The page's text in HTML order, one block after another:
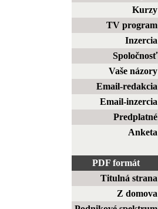
Kurzy
TV program
Inzercia
Spoločnosť
Vaše názory
Email-redakcia
Email-inzercia
Predplatné
Anketa
PDF formát
Titulná strana
Z domova